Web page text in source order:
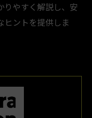
りやすく解説し、安
ヒントを提供しま